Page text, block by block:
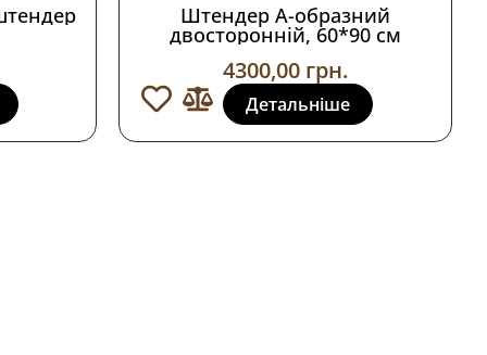
Штендер А-образний
двосторонній, 60*90 см
4300,00 грн.
Детальніше